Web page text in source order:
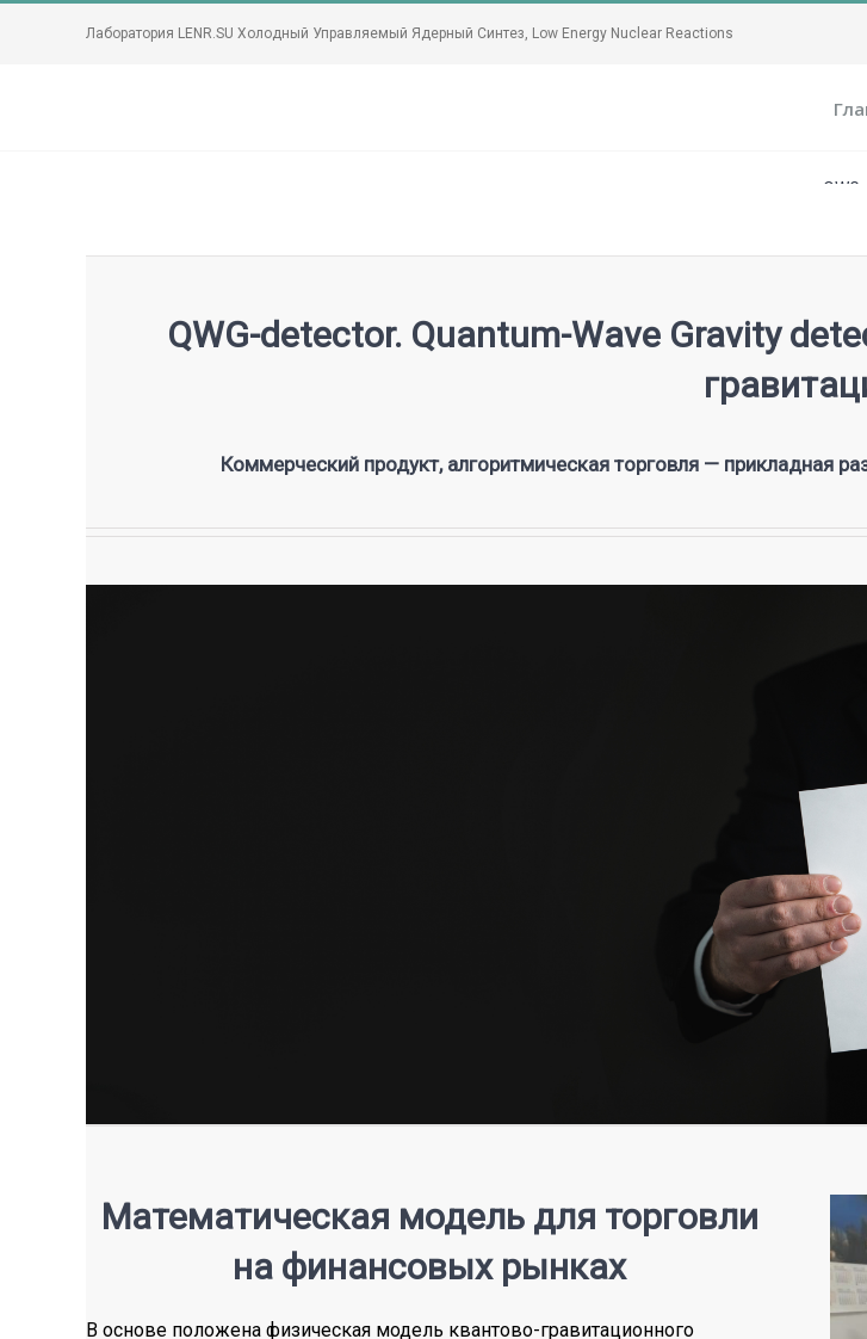
Лаборатория LENR.SU Холодный Управляемый Ядерный Синтез, Low Energy Nuclear Reactions
QWG-detector. Quantum-Wave Gravity
Коммерческий продукт, алгоритмическая торговля — прикладная
Математическая модель для торговли
на финансовых рынках
В основе положена физическая модель квантово-гравитационного